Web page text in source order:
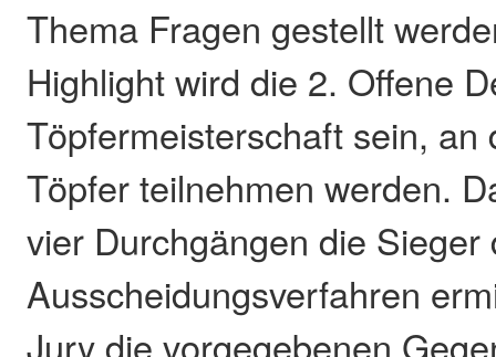
Thema Fragen gestellt
Highlight wird die 2. Offene
Töpfermeisterschaft sein, an
Töpfer teilnehmen werden.
vier Durchgängen die Sieger
Ausscheidungsverfahren
Jury die vorgegebenen